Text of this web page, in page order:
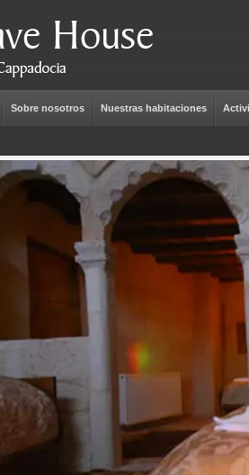
Sobre nosotros Nuestras habitaciones